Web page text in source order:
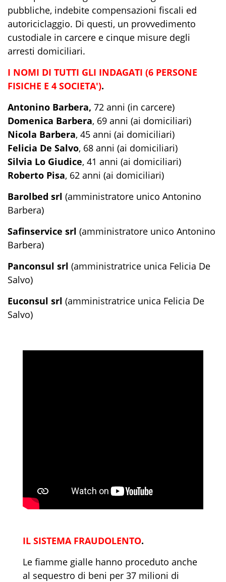
pubbliche, indebite compensazioni fiscali ed
autoriciclaggio. Di questi, un provvedimento
custodiale in carcere e cinque misure degli
arresti domiciliari.
I NOMI DI TUTTI GLI INDAGATI (6 PERSONE
FISICHE E 4 SOCIETA').
Antonino Barbera, 72 anni (in carcere)
Domenica Barbera, 69 anni (ai domiciliari)
Nicola Barbera, 45 anni (ai domiciliari)
Felicia De Salvo, 68 anni (ai domiciliari)
Silvia Lo Giudice, 41 anni (ai domiciliari)
Roberto Pisa, 62 anni (ai domiciliari)
Barolbed srl (amministratore unico Antonino
Barbera)
Safinservice srl (amministratore unico Antonino
Barbera)
Panconsul srl (amministratrice unica Felicia De
Salvo)
Euconsul srl (amministratrice unica Felicia De
Salvo)
IL SISTEMA FRAUDOLENTO.
Le fiamme gialle hanno proceduto anche
al sequestro di beni per 37 milioni di